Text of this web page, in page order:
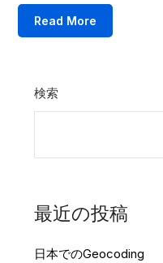
Read More
検索
最近の投稿
日本でのGeocoding